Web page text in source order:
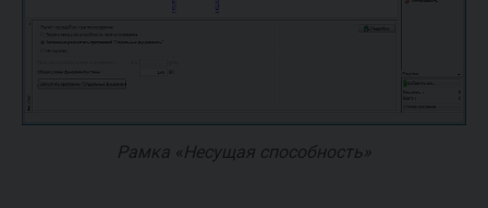
Рамка «Несущая способность»